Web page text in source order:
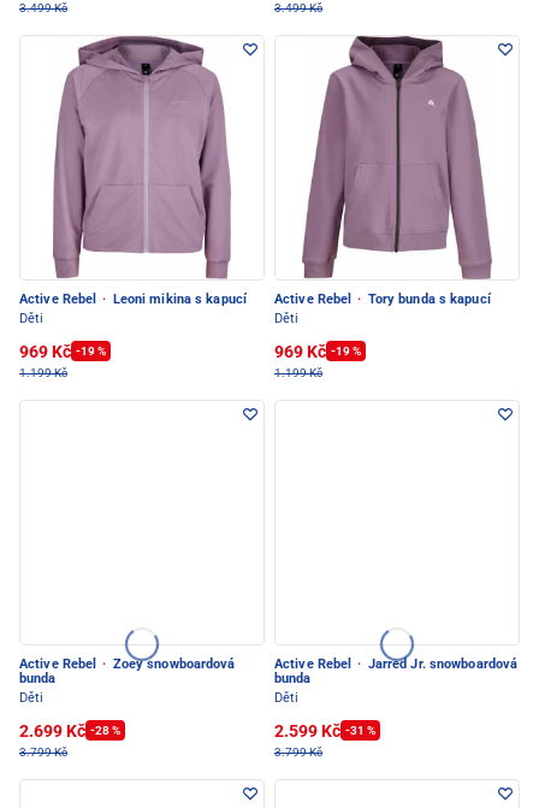
3.499 Kč
3.499 Kč
Active Rebel ·
Leoni mikina s kapucí
Děti
969 Kč -19 %
1.199 Kč
Active Rebel · Tory bunda s kapucí
Děti
969 Kč -19 %
1.199 Kč
Active Rebel · Zoey snowboardová
bunda
Děti
2.699 Kč -28 %
3.799 Kč
Active Rebel · Jarred Jr. snowboardová
bunda
Děti
2.599 Kč -31 %
3.799 Kč